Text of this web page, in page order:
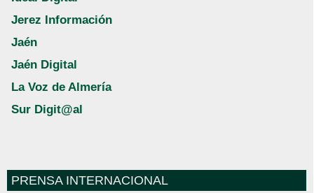
Jerez Información
Jaén
Jaén Digital
La Voz de Almería
Sur Digit@al
PRENSA INTERNACIONAL